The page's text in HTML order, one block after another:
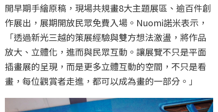
開早期手繪原稿，現場共規畫8大主題展區、逾百件創
作展出，展期開放民眾免費入場。Nuomi諾米表示，
「透過新光三越的策展經驗與雙方想法激盪，將作品
放大、立體化，進而與民眾互動。讓展覽不只是平面
插畫展的呈現，而是更多立體互動的空間，不只是看
畫，每位觀賞者走進，都可以成為畫的一部分。」